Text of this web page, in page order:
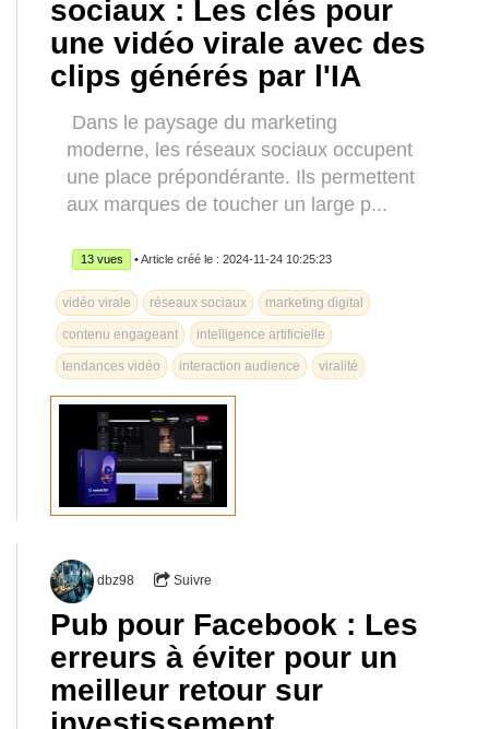
sociaux : Les clés pour
une vidéo virale avec des
clips générés par l'IA
Dans le paysage du marketing
moderne, les réseaux sociaux occupent
une place prépondérante. Ils permettent
aux marques de toucher un large p...
13 vues • Article créé le : 2024-11-24 10:25:23
vidéo virale réseaux sociaux marketing digital
contenu engageant intelligence artificielle
tendances vidéo interaction audience viralité
dbz98 Suivre
Pub pour Facebook : Les
erreurs à éviter pour un
meilleur retour sur